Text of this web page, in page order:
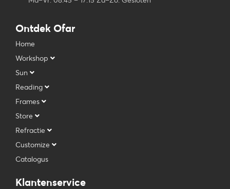
Ontdek Ofar
Home
Workshop
Sun
Reading
Frames
Store
Refractie
Customize
Catalogus
Klantenservice